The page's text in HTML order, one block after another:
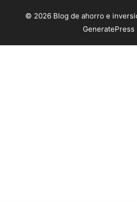
© 2026 Blog de ahorro e
GeneratePress